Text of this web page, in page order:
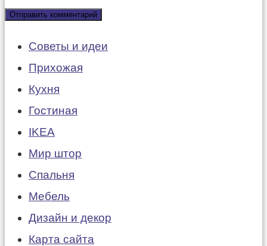
Советы и идеи
Прихожая
Кухня
Гостиная
IKEA
Мир штор
Спальня
Мебель
Дизайн и декор
Карта сайта